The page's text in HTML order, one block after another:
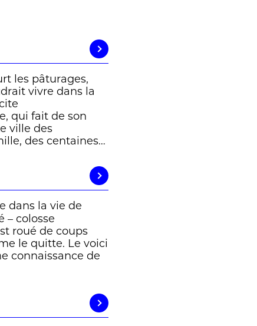
les pâturages,
vivre dans la
qui fait de son
ville des
des centaines…
dans la vie de
– colosse
roué de coups
le quitte. Le voici
connaissance de